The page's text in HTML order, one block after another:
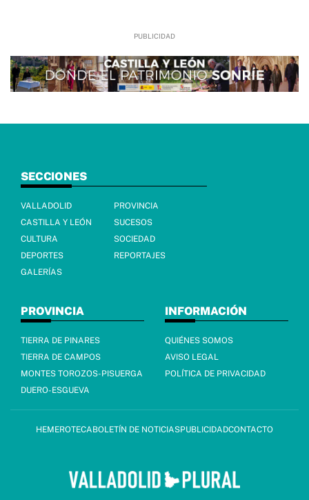
SECCIONES
VALLADOLID
PROVINCIA
CASTILLA Y LEÓN
SUCESOS
CULTURA
SOCIEDAD
DEPORTES
REPORTAJES
GALERÍAS
PROVINCIA
TIERRA DE PINARES
TIERRA DE CAMPOS
MONTES TOROZOS-PISUERGA
DUERO-ESGUEVA
INFORMACIÓN
QUIÉNES SOMOS
AVISO LEGAL
POLÍTICA DE PRIVACIDAD
HEMEROTECABOLETÍN DE NOTICIASPUBLICIDADCONTACTO